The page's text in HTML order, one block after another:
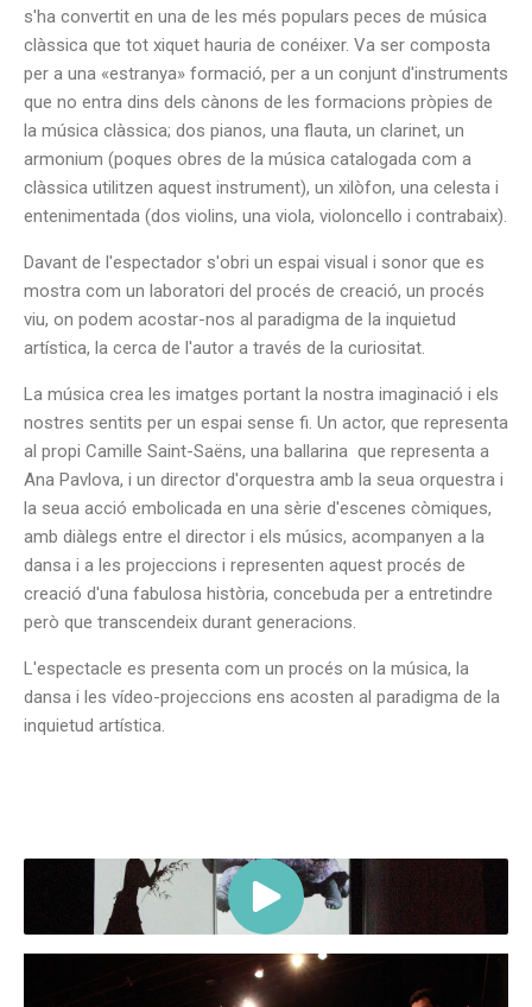
s'ha convertit en una de les més populars peces de música
clàssica que tot xiquet hauria de conéixer. Va ser composta
per a una «estranya» formació, per a un conjunt d'instruments
que no entra dins dels cànons de les formacions pròpies de
la música clàssica; dos pianos, una flauta, un clarinet, un
armonium (poques obres de la música catalogada com a
clàssica utilitzen aquest instrument), un xilòfon, una celesta i
entenimentada (dos violins, una viola, violoncello i contrabaix).
Davant de l'espectador s'obri un espai visual i sonor que es
mostra com un laboratori del procés de creació, un procés
viu, on podem acostar-nos al paradigma de la inquietud
artística, la cerca de l'autor a través de la curiositat.
La música crea les imatges portant la nostra imaginació i els
nostres sentits per un espai sense fi. Un actor, que representa
al propi Camille Saint-Saëns, una ballarina que representa a
Ana Pavlova, i un director d'orquestra amb la seua orquestra i
la seua acció embolicada en una sèrie d'escenes còmiques,
amb diàlegs entre el director i els músics, acompanyen a la
dansa i a les projeccions i representen aquest procés de
creació d'una fabulosa història, concebuda per a entretindre
però que transcendeix durant generacions.
​L'espectacle es presenta ​com un procés on la música, la
dansa i les​ vídeo-projeccions ens acosten al paradigma de la
inquietud artística.